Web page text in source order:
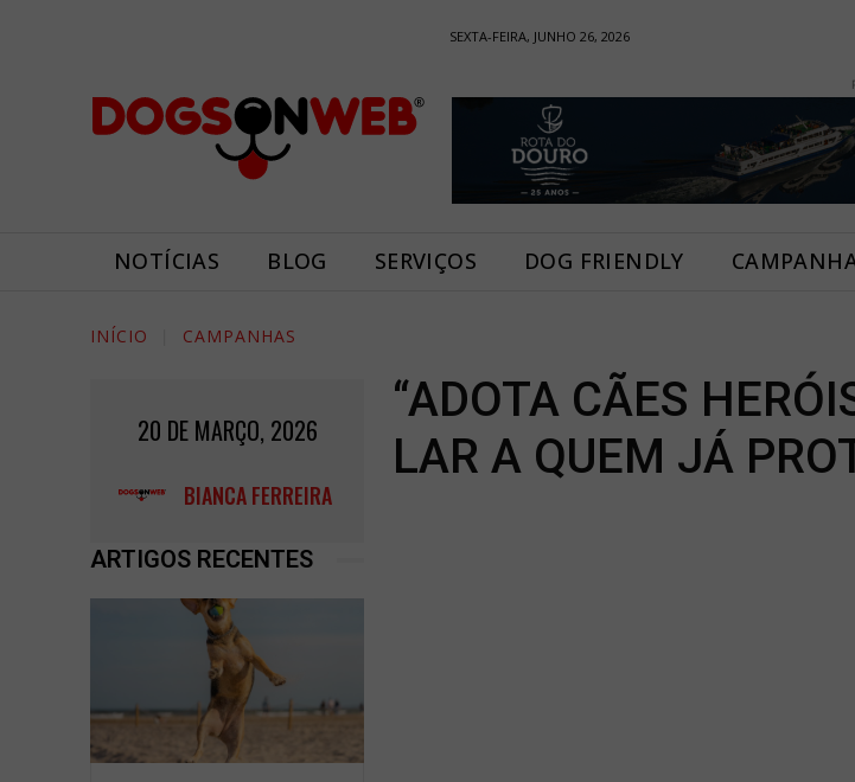
SEXTA-FEIRA, JUNHO 26, 2026
NOTÍCIAS BLOG SERVIÇOS DOG FRIENDLY
INÍCIO CAMPANHAS
20 DE MARÇO, 2026
BIANCA FERREIRA
ARTIGOS RECENTES
“ADOTA CÃES
LAR A QUEM JÁ